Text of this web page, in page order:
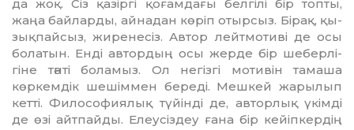
да жоқ. Сіз қазіргі қоғамдағы белгілі бір топты,
жаңа байларды, ай­надан көріп отырсыз. Бірақ, қы­
зықпайсыз, жиренесіз. Автор лейтмотиві де осы
болатын. Енді автордың осы жерде бір шеберл­і­
гіне тәнті боламыз. Ол негізгі мотивін тамаша
көркемдік шешім­мен береді. Мешкей жарылып
кетті. Философиялық түйінді де, авторлық үкімді
де өзі айтпайды. Елеусіздеу ғана бір кейіпкердің